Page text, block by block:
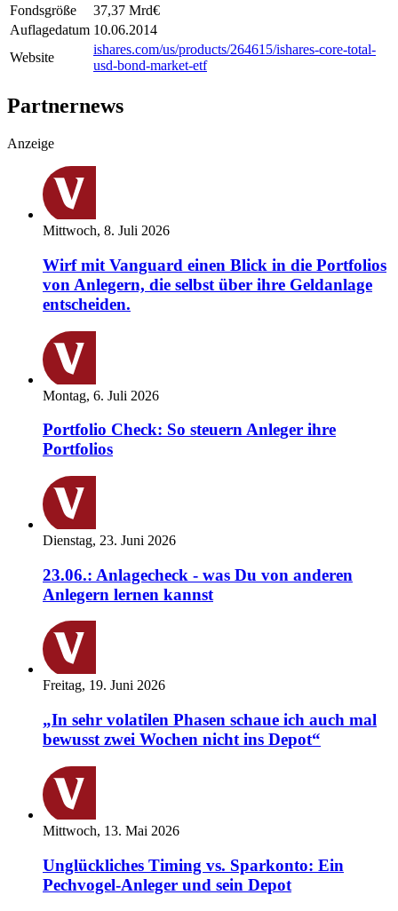
Fondsgröße
37,37 Mrd€
Auflagedatum 10.06.2014
Website
ishares.com/us/products/264615/ishares-core-total-
usd-bond-market-etf
Partnernews
Anzeige
Mittwoch, 8. Juli 2026
Wirf mit Vanguard einen Blick in die Portfolios
von Anlegern, die selbst über ihre Geldanlage
entscheiden.
Montag, 6. Juli 2026
Portfolio Check: So steuern Anleger ihre
Portfolios
Dienstag, 23. Juni 2026
23.06.: Anlagecheck - was Du von anderen
Anlegern lernen kannst
Freitag, 19. Juni 2026
„In sehr volatilen Phasen schaue ich auch mal
bewusst zwei Wochen nicht ins Depot“
Mittwoch, 13. Mai 2026
Unglückliches Timing vs. Sparkonto: Ein
Pechvogel-Anleger und sein Depot